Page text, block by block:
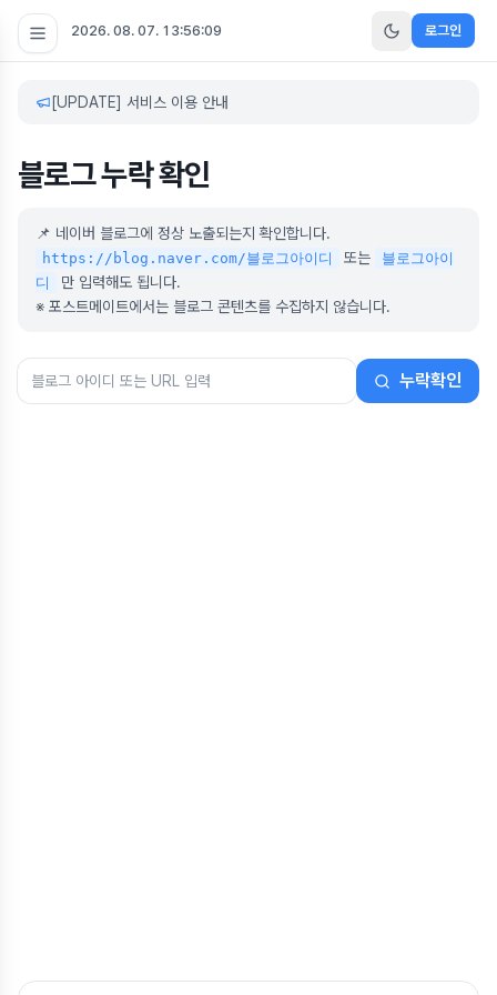
2026. 08. 07. 13:56:09 로그인
[UPDATE] 서비스 이용 안내
블로그 누락 확인
📌 네이버 블로그에 정상 노출되는지 확인합니다.
https://blog.naver.com/블로그아이디 또는
블로그아이
디
만 입력해도 됩니다.
※ 포스트메이트에서는 블로그 콘텐츠를 수집하지 않습니다.
누락확인